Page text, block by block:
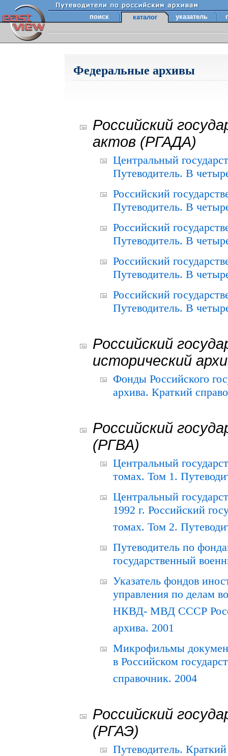
поиск каталог указатель
Федеральные архивы
Российский
актов (РГАДА)
Центральный
Путеводитель. В
Российский
Путеводитель. В
Российский
Путеводитель. В
Российский
Путеводитель. В
Российский
Путеводитель. В
Российский
исторический
Фонды Российского
архива. Краткий
Российский
(РГВА)
Центральный
томах. Том 1.
Центральный
1992 г. Российский
томах. Том 2.
Путеводитель по
государственный
Указатель фондов
управления по делам
НКВД- МВД СССР
архива. 2001
Микрофильмы
в Российском
справочник. 2004
Российский
(РГАЭ)
Путеводитель.